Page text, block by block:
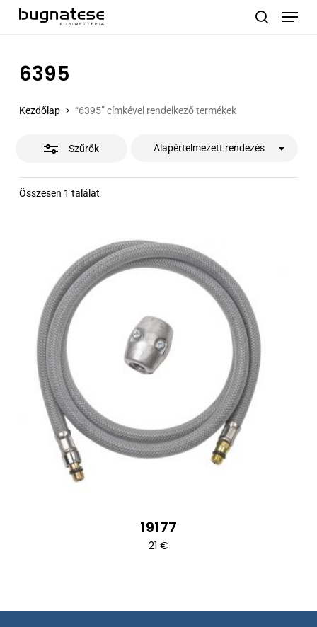
Menu
6395
Kezdőlap “6395” címkével rendelkező termékek
Szűrők
Összesen 1 találat
Alapértelmezett rendezés
19177
21 €